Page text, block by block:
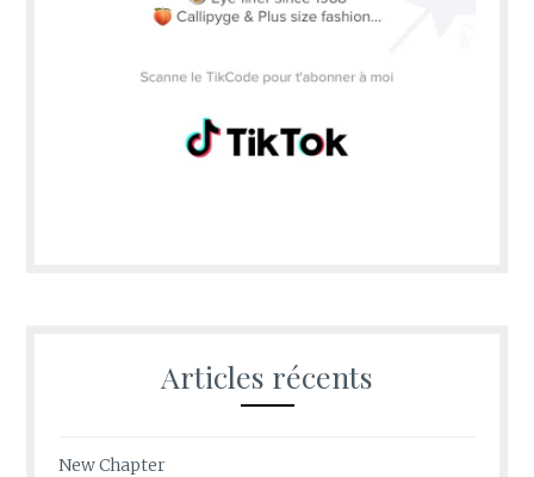
Articles récents
New Chapter